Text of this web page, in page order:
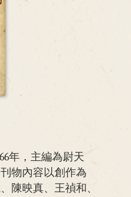
年，主編為尉天
物內容以創作為
陳映真、王禎和、